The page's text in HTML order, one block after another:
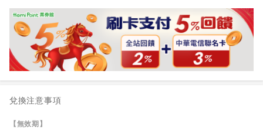
兌換注意事項
【無效期】